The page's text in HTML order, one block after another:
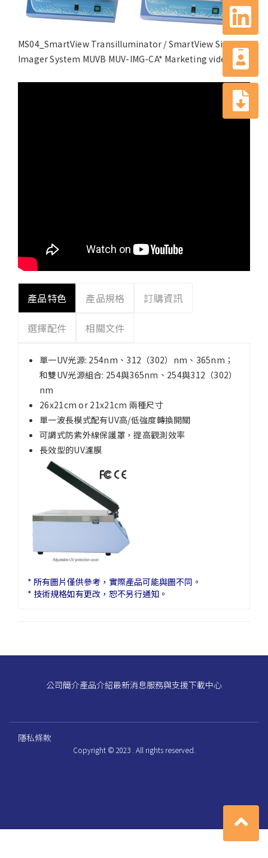
MS04_SmartView Transilluminator / SmartView Simple
Imager System MUVB MUV-IMG-CA* Marketing video
產品特色 產品規格 訂購資訊
選擇配件 相關文件
單一UV光源: 254nm、312（302）nm、365nm；
和雙UV光源組合: 254與365nm、254與312（302）
nm
26x21cm or 21x21cm 兩種尺寸
單一波長模式配有UV高/低強度轉換開關
可調式防紫外線保護罩，提高觀測效率
長效型的UV濾膜
* 所有圖片僅供參考，實際產品可能與圖不同。
* 技術規格如有更改，恕不另行通知。
公司簡介產品介紹最新消息服務與支援下載中心
隱私條款
Copyright © 2023 . All rights reserved.